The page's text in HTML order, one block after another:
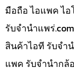
มือถือ ไอแพค ไ
รับจํานําแพร่
สินค้าไอที รับจำ
แพค รับจำนำกล้อ